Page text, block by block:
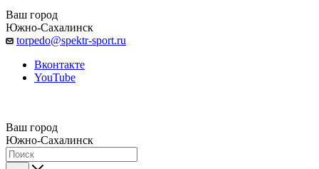
Ваш город
Южно-Сахалинск
torpedo@spektr-sport.ru
Вконтакте
YouTube
Ваш город
Южно-Сахалинск